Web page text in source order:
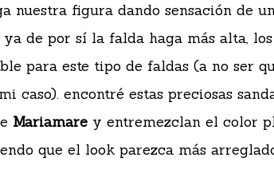
nuestra figura dando sensación de
ya de por sí la falda haga más alta,
para este tipo de faldas (a no ser
caso). encontré estas preciosas
Mariamare y entremezclan el color
que el look parezca más